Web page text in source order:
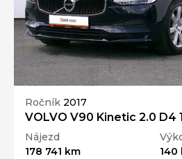
Ročník 2017
VOLVO V90 Kinetic 2.0 D4
Nájezd
178 741 km
140